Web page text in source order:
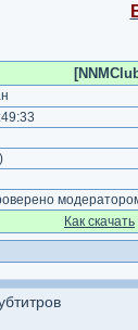
)
Как cкачать